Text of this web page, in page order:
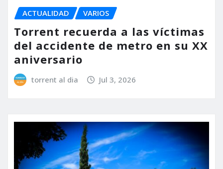
ACTUALIDAD VARIOS
Torrent recuerda a las víctimas
del accidente de metro en su XX
aniversario
torrent al dia Jul 3, 2026